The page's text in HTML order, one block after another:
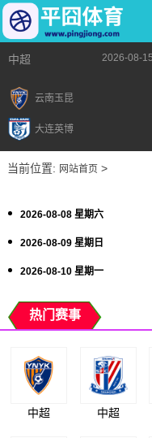
中超 2026-08-
云南玉昆
大连英博
当前位置: 网站首页>
2026-08-08 星期六
2026-08-09 星期日
2026-08-10 星期一
热门赛事
中超 中超